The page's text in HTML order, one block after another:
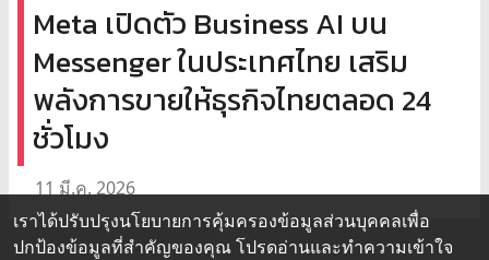
Meta เปิดตัว Business AI บน
Messenger ในประเทศไทย เสริม
พลังการขายให้ธุรกิจไทยตลอด 24
ชั่วโมง
11 มี.ค. 2026
เราได้ปรับปรุงนโยบายการคุ้มครองข้อมูลส่วนบุคคลเพื่อ
ปกป้องข้อมูลที่สำคัญของคุณ โปรดอ่านและทำความเข้าใจ